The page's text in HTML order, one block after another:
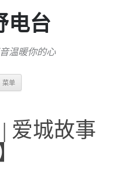
电台
温暖你的心
菜单
爱城故事